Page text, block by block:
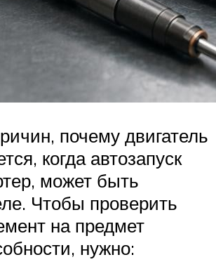
почему двигатель
когда автозапуск
может быть
Чтобы проверить
на предмет
нужно: